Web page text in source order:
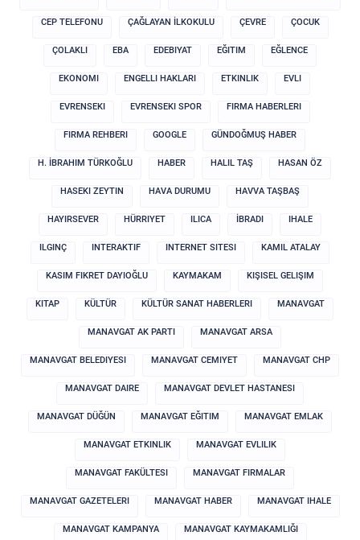
CEP TELEFONU ÇAĞLAYAN İLKOKULU ÇEVRE ÇOCUK
ÇOLAKLI EBA EDEBIYAT EĞITIM EĞLENCE
EKONOMI ENGELLI HAKLARI ETKINLIK EVLI
EVRENSEKI EVRENSEKI SPOR FIRMA HABERLERI
FIRMA REHBERI GOOGLE GÜNDOĞMUŞ HABER
H. İBRAHIM TÜRKOĞLU HABER HALIL TAŞ HASAN ÖZ
HASEKI ZEYTIN HAVA DURUMU HAVVA TAŞBAŞ
HAYIRSEVER HÜRRIYET ILICA İBRADI IHALE
ILGINÇ INTERAKTIF INTERNET SITESI KAMIL ATALAY
KASIM FIKRET DAYIOĞLU KAYMAKAM KIŞISEL GELIŞIM
KITAP KÜLTÜR KÜLTÜR SANAT HABERLERI MANAVGAT
MANAVGAT AK PARTI MANAVGAT ARSA
MANAVGAT BELEDIYESI MANAVGAT CEMIYET MANAVGAT CHP
MANAVGAT DAIRE MANAVGAT DEVLET HASTANESI
MANAVGAT DÜĞÜN MANAVGAT EĞITIM MANAVGAT EMLAK
MANAVGAT ETKINLIK MANAVGAT EVLILIK
MANAVGAT FAKÜLTESI MANAVGAT FIRMALAR
MANAVGAT GAZETELERI MANAVGAT HABER MANAVGAT IHALE
MANAVGAT KAMPANYA MANAVGAT KAYMAKAMLIĞI